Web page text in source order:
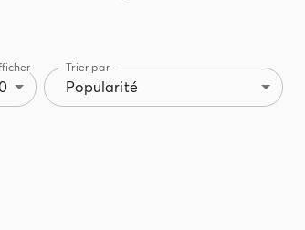
Trier par
Popularité